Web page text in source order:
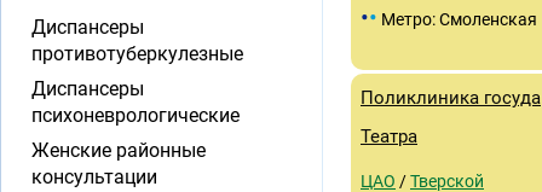
•• Метро: Смоленская
Поликлиника
Театра
ЦАО /Тверской
Диспансеры
противотуберкулезные
Диспансеры
психоневрологические
Женские районные
консультации